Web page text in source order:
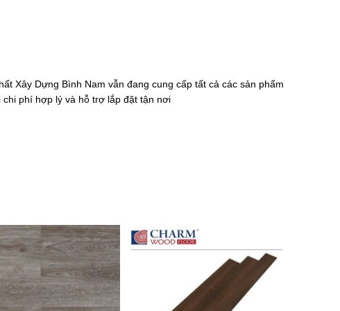
Xây Dựng Bình Nam vẫn đang cung cấp tất cả các sản phẩm
phí hợp lý và hỗ trợ lắp đặt tận nơi